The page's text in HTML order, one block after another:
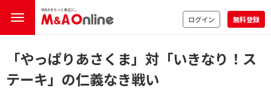
ログイン 無料登録
「やっぱりあさくま」対「いきなり！ス
テーキ」の仁義なき戦い